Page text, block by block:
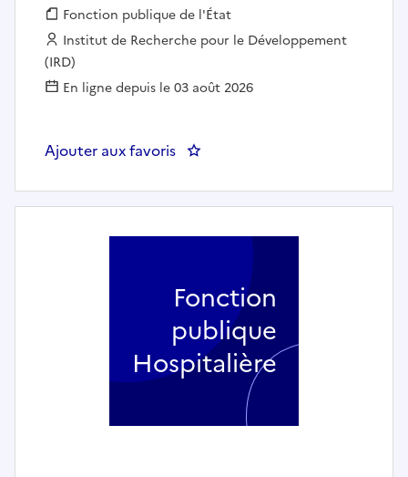
Fonction publique :
Fonction publique de l'État
Employeur :
Institut de Recherche pour le Développement
(IRD)
En ligne depuis le 03 août 2026
Ajouter aux favoris : Assistant(e) Ingénieur(e)-
Fonction
publique
Hospitalière